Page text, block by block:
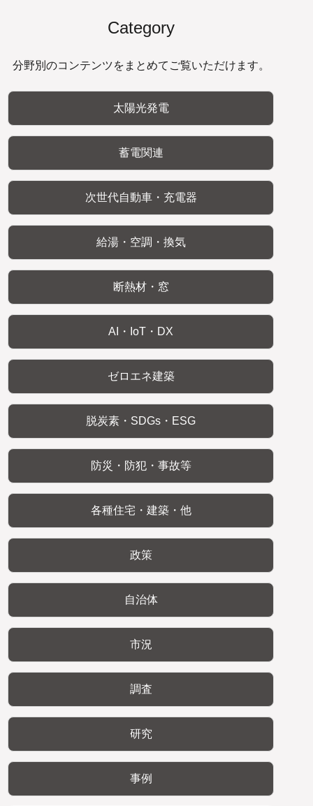
Category
分野別のコンテンツをまとめてご覧いただけます。
太陽光発電
蓄電関連
次世代自動車・充電器
給湯・空調・換気
断熱材・窓
AI・IoT・DX
ゼロエネ建築
脱炭素・SDGs・ESG
防災・防犯・事故等
各種住宅・建築・他
政策
自治体
市況
調査
研究
事例